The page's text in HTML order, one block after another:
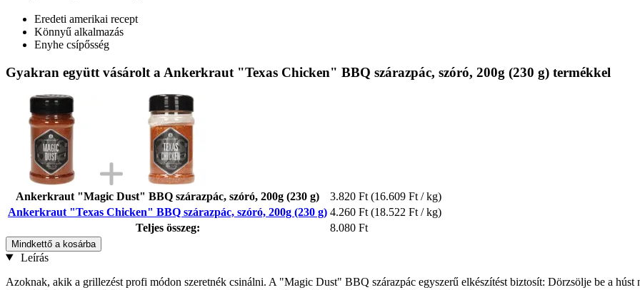
Eredeti amerikai recept
Könnyű alkalmazás
Enyhe csípősség
Gyakran együtt vásárolt a Ankerkraut "Texas Chicken" BBQ szárazpác, szóró, 200g (230 g) termékkel
Ankerkraut "Magic Dust" BBQ szárazpác, szóró, 200g (230 g) 3.820 Ft (16.609 Ft / kg)
Ankerkraut "Texas Chicken" BBQ szárazpác, szóró, 200g (230 g) 4.260 Ft (18.522 Ft / kg)
Teljes összeg:
8.080 Ft
Mindkettő a kosárba
Leírás
Azoknak, akik a grillezést profi módon szeretnék csinálni. A "Magic Dust" BBQ szárazpác egyszerű elkészítést biztosít: Dörzsölje be a húst